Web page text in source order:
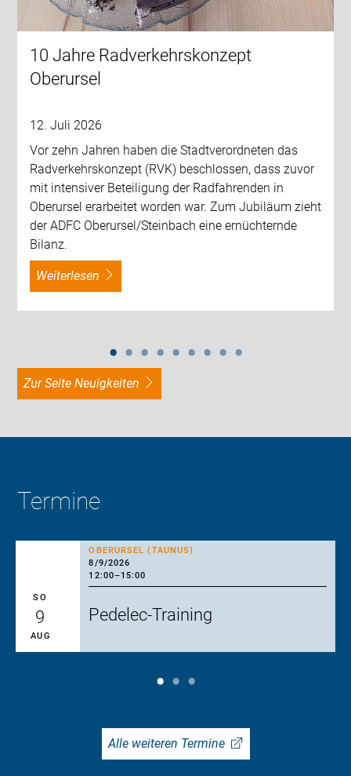
10 Jahre Radverkehrskonzept
Oberursel
12. Juli 2026
Vor zehn Jahren haben die Stadtverordneten das
Radverkehrskonzept (RVK) beschlossen, dass zuvor
mit intensiver Beteiligung der Radfahrenden in
Oberursel erarbeitet worden war. Zum Jubiläum zieht
der ADFC Oberursel/Steinbach eine ernüchternde
Bilanz.
weiterlesen
zur Seite Neuigkeiten
Termine
OBERURSEL (TAUNUS)
8/9/2026
12:00–15:00
SO
9
AUG
Pedelec-Training
Alle weiteren Termine